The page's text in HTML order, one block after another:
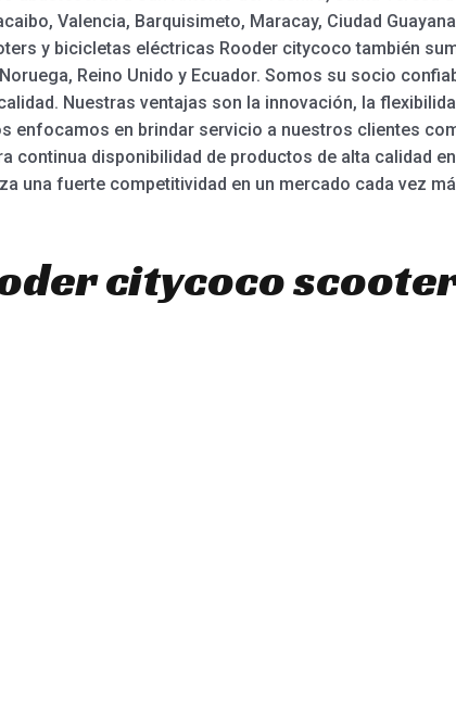
Valencia, Barquisimeto, Maracay, Ciudad
y bicicletas eléctricas Rooder citycoco también
Reino Unido y Ecuador. Somos su socio
Nuestras ventajas son la innovación, la
enfocamos en brindar servicio a nuestros clientes
continua disponibilidad de productos de alta calidad
una fuerte competitividad en un mercado cada vez
citycoco